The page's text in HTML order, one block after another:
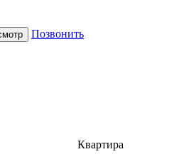
Позвонить
Квартира